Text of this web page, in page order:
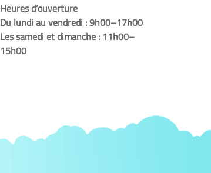
Heures d’ouverture
Du lundi au vendredi : 9h00–17h00
Les samedi et dimanche : 11h00–
15h00